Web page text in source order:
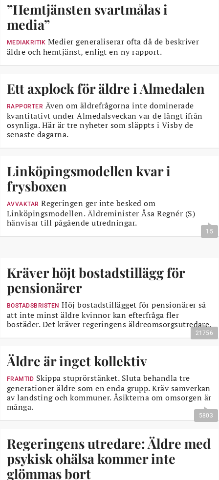
”Hemtjänsten svartmålas i
media”
MEDIAKRITIK Medier generaliserar ofta då de beskriver
äldre och hemtjänst, enligt en ny rapport.
Ett axplock för äldre i Almedalen
RAPPORTER Även om äldrefrågorna inte dominerade
kvantitativt under Almedalsveckan var de långt ifrån
osynliga. Här är tre nyheter som släppts i Visby de
senaste dagarna.
Linköpingsmodellen kvar i
frysboxen
AVVAKTAR Regeringen ger inte besked om
Linköpingsmodellen. Äldreminister Åsa Regnér (S)
hänvisar till pågående utredningar.
15
Kräver höjt bostadstillägg för
pensionärer
BOSTADSBRISTEN Höj bostadstillägget för pensionärer så
att inte minst äldre kvinnor kan efterfråga fler
bostäder. Det kräver regeringens äldreomsorgsutredare.
21756
Äldre är inget kollektiv
FRAMTID Skippa stuprörstänket. Sluta behandla tre
generationer äldre som en enda grupp. Kräv samverkan
av landsting och kommuner. Åsikterna om omsorgen är
många.
5803
Regeringens utredare: Äldre med
psykisk ohälsa kommer inte
glömmas bort